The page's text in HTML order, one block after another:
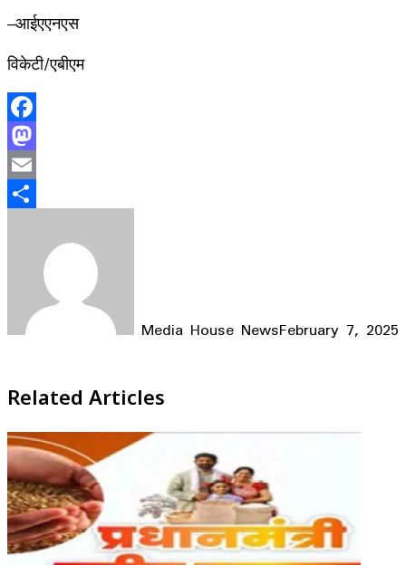
–आईएएनएस
विकेटी/एबीएम
Facebook
Mastodon
Email
Media House NewsFebruary 7, 2025
Related Articles